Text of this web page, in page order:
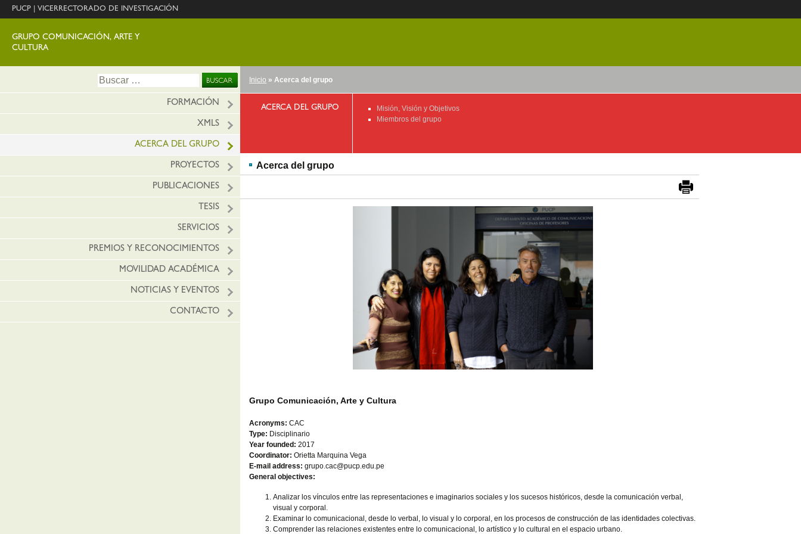
PUCP VICERRECTORADO DE INVESTIGACIÓN
GRUPO COMUNICACIÓN, ARTE Y
CULTURA
Buscar:
FORMACIÓN
XMLS
ACERCA DEL GRUPO
PROYECTOS
PUBLICACIONES
TESIS
SERVICIOS
PREMIOS Y RECONOCIMIENTOS
MOVILIDAD ACADÉMICA
NOTICIAS Y EVENTOS
CONTACTO
Inicio » Acerca del grupo
ACERCA DEL GRUPO
Misión, Visión y Objetivos
Miembros del grupo
Acerca del grupo
Grupo Comunicación, Arte y Cultura
Acronyms: CAC
Type: Disciplinario
Year founded: 2017
Coordinator: Orietta Marquina Vega
E-mail address: grupo.cac@pucp.edu.pe
General objectives:
Analizar los vínculos entre las representaciones e imaginarios sociales y los sucesos históricos, desde la comunicación verbal,
visual y corporal.
Examinar lo comunicacional, desde lo verbal, lo visual y lo corporal, en los procesos de construcción de las identidades colectivas.
Comprender las relaciones existentes entre lo comunicacional, lo artístico y lo cultural en el espacio urbano.